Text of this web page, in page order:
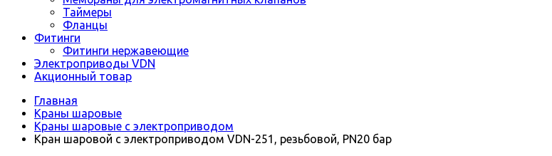
Таймеры
Фланцы
Фитинги
Фитинги нержавеющие
Электроприводы VDN
Акционный товар
Главная
Краны шаровые
Краны шаровые с электроприводом
Кран шаровой с электроприводом VDN-251, резьбовой, PN20 бар